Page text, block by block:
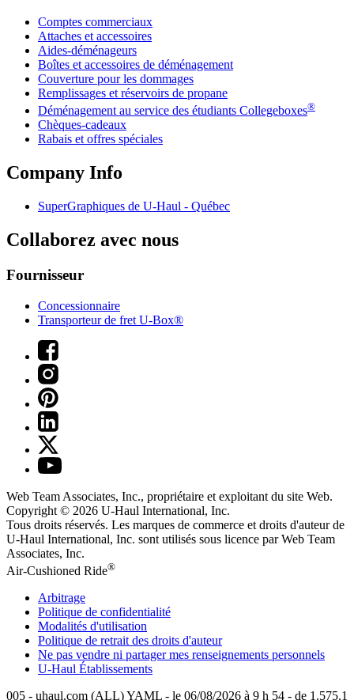
Comptes commerciaux
Attaches et accessoires
Aides-déménageurs
Boîtes et accessoires de déménagement
Couverture pour les dommages
Remplissages et réservoirs de propane
Déménagement au service des étudiants Collegeboxes®
Chèques-cadeaux
Rabais et offres spéciales
Company Info
SuperGraphiques de U-Haul - Québec
Collaborez avec nous
Fournisseur
Concessionnaire
Transporteur de fret U-Box®
Web Team Associates, Inc., propriétaire et exploitant du site Web.
Copyright © 2026 U-Haul International, Inc.
Tous droits réservés. Les marques de commerce et droits d'auteur de
U-Haul International, Inc. sont utilisés sous licence par Web Team
Associates, Inc.
Air-Cushioned Ride®
Arbitrage
Politique de confidentialité
Modalités d'utilisation
Politique de retrait des droits d'auteur
Ne pas vendre ni partager mes renseignements personnels
U-Haul Établissements
005 - uhaul.com (ALL) YAML - le 06/08/2026 à 9 h 54 - de 1.575.1